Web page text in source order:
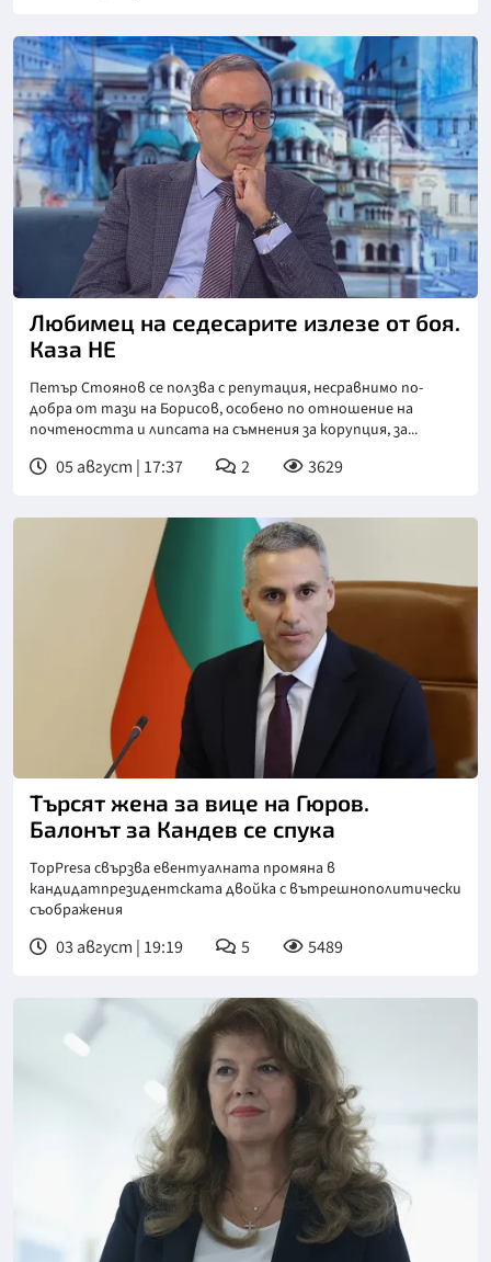
Любимец на седесарите излезе от боя.
Каза НЕ
Петър Стоянов се ползва с репутация, несравнимо по-
добра от тази на Борисов, особено по отношение на
почтеността и липсата на съмнения за корупция, за...
05 август | 17:37 2 3629
Търсят жена за вице на Гюров.
Балонът за Кандев се спука
TopPresa свързва евентуалната промяна в
кандидатпрезидентската двойка с вътрешнополитически
съображения
03 август | 19:19 5 5489